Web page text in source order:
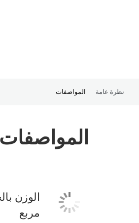
نظرة عامة المواصفات
المواصفات
الوزن
مربع